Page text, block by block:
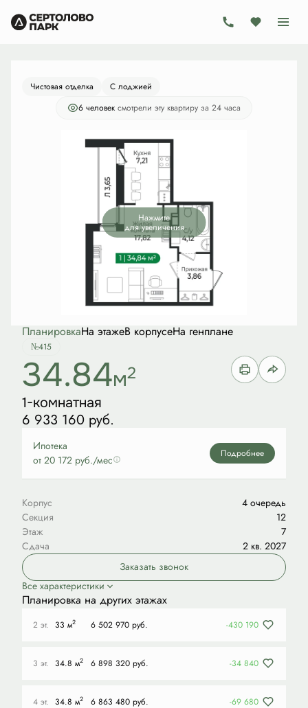
1-комнатная 6 933 160 руб.
Ипотекаот 20 172 руб./мес.
Чистовая отделка
С лоджией
6 человек смотрели эту квартиру за 24 часа
Нажмите
для увеличения
ПланировкаНа этажеВ корпусеНа генплане
№415
34.84м2
1-комнатная
6 933 160 руб.
Ипотека
от 20 172 руб./мес
Подробнее
Корпус
4 очередь
Секция
12
Этаж
7
Сдача
2 кв. 2027
Заказать звонок
Все характеристики
Планировка на других этажах
2 эт. 33 м2 6 502 970 руб. -430 190
3 эт. 34.8 м2 6 898 320 руб. -34 840
4 эт. 34.8 м2 6 863 480 руб. -69 680